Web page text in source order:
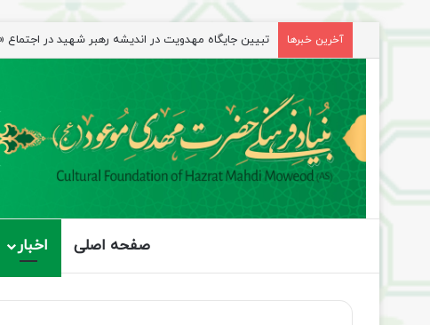
آخرین خبرها
تبیین جایگاه مهدویت در اندیشه رهبر شهید در
صفحه اصلی اخبار